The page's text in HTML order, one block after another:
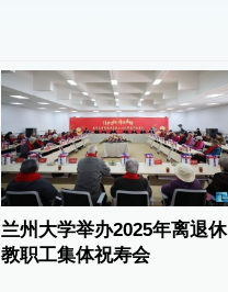
兰州大学举办2025年离退休
教职工集体祝寿会